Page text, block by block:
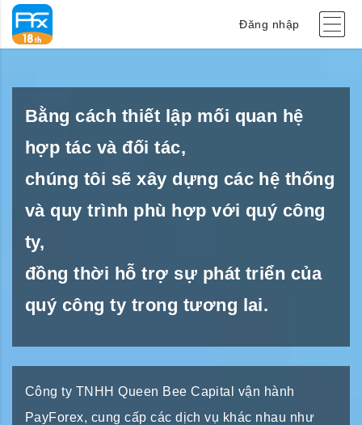
Đăng nhập
Bằng cách thiết lập mối quan hệ
hợp tác và đối tác,
chúng tôi sẽ xây dựng các hệ thống
và quy trình phù hợp với quý công
ty,
đồng thời hỗ trợ sự phát triển của
quý công ty trong tương lai.
Công ty TNHH Queen Bee Capital vận hành
PayForex, cung cấp các dịch vụ khác nhau như